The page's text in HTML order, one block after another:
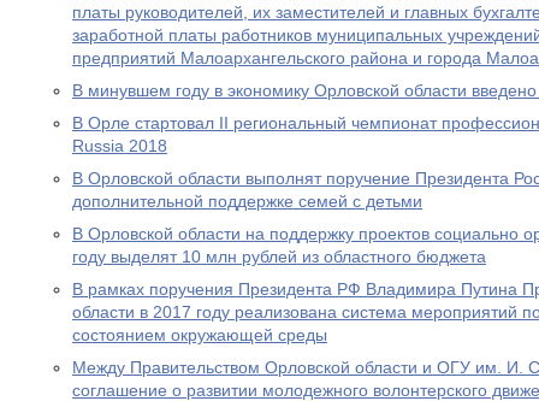
платы руководителей, их заместителей и главных
заработной платы работников муниципальных
предприятий Малоархангельского района и города
В минувшем году в экономику Орловской области
В Орле стартовал II региональный чемпионат
Russia 2018
В Орловской области выполнят поручение Президента
дополнительной поддержке семей с детьми
В Орловской области на поддержку проектов социально
году выделят 10 млн рублей из областного бюджета
В рамках поручения Президента РФ Владимира Путина
области в 2017 году реализована система мероприятий
состоянием окружающей среды
Между Правительством Орловской области и ОГУ им. И.
соглашение о развитии молодежного волонтерского